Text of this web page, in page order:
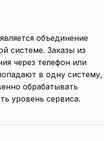
объединение
системе. Заказы из
через телефон или
в одну систему,
обрабатывать
уровень сервиса.